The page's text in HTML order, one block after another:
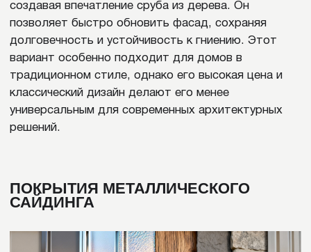
Устойчивость к механическим
воздействиям и погодным условиям.
Металлические панели выдерживают
сильные ветры, осадки, град и
температурные перепады. Они не
трескаются при морозах и не коробятся при
жаре. За счет жесткого профиля и прочной
деформируется под действием внешних
факторов, что особенно важно для
сайдинг выпускается в широком
ассортименте профилей, цветов и текстур.
Он может имитировать древесину,
камень, а также иметь современную гладкую
поверхность. Благодаря этому фасад